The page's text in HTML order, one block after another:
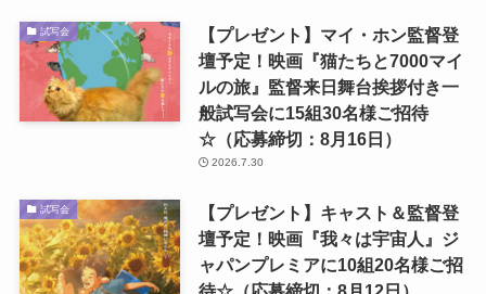
日）
2026.7.31
映画グッズ
【プレゼント】映画『あの星が降
る丘で、君とまた出会いたい。』
「百合の花香る特製しおり」＆
ットを3名様に☆（応募締切：8月
13日）
2026.7.31